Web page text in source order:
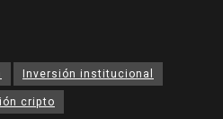
Inversión institucional
cripto